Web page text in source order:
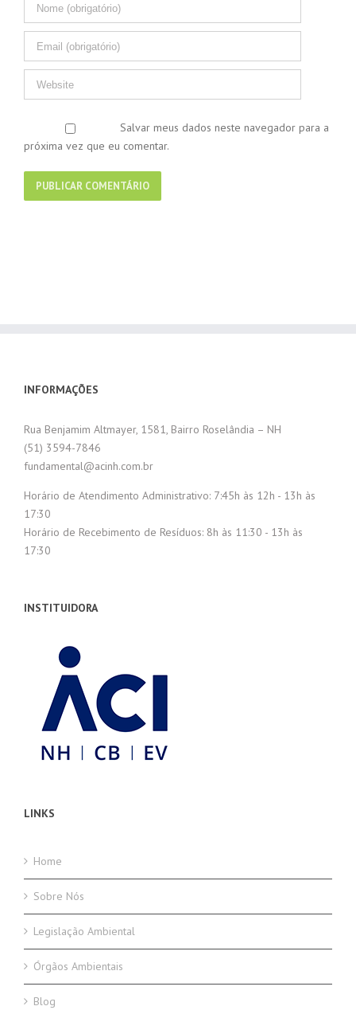
Salvar meus dados neste navegador para a
próxima vez que eu comentar.
INFORMAÇÕES
Rua Benjamim Altmayer, 1581, Bairro Roselândia – NH
(51) 3594-7846
fundamental@acinh.com.br
Horário de Atendimento Administrativo: 7:45h às 12h - 13h às
17:30
Horário de Recebimento de Resíduos: 8h às 11:30 - 13h às
17:30
INSTITUIDORA
LINKS
Home
Sobre Nós
Legislação Ambiental
Órgãos Ambientais
Blog